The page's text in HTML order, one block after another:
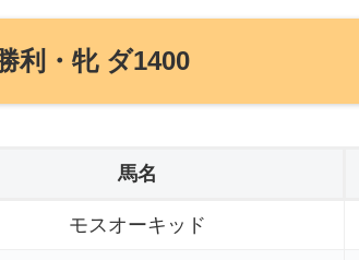
利・牝 ダ1400
馬名
モスオーキッド